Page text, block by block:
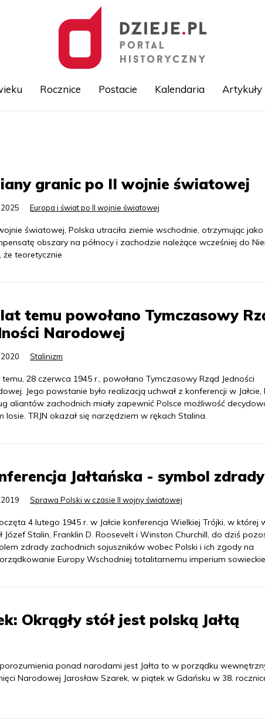
Rocznice Postacie Kalendaria Artykuły
granic po II wojnie światowej
Europa i świat po II wojnie światowej
światowej, Polska utraciła ziemie wschodnie, otrzymując jako
obszary na północy i zachodzie należące wcześniej do
że teoretycznie
temu powołano Tymczasowy
Narodowej
Stalinizm
28 czerwca 1945 r., powołano Tymczasowy Rząd Jedności
Jego powstanie było realizacją uchwał z konferencji w Jałcie,
aliantów zachodnich miały zapewnić Polsce możliwość
losie. TRJN okazał się narzędziem w rękach Stalina.
Jałtańska - symbol zdrady
Sprawa Polski w czasie II wojny światowej
4 lutego 1945 r. w Jałcie konferencja Wielkiej Trójki, w której
Józef Stalin, Franklin D. Roosevelt i Winston Churchill, do dziś
zdrady zachodnich sojuszników wobec Polski i ich zgody na
Europy Wschodniej totalitarnemu imperium
Okrągły stół jest polską Jałtą
ponad narodami jest Jałta to w porządku
Narodowej Jarosław Szarek, w piątek w Gdańsku w 38.